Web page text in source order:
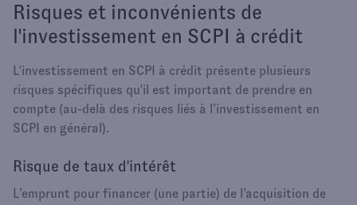
Risques et inconvénients de
l'investissement en SCPI à crédit
L'investissement en SCPI à crédit présente plusieurs
risques spécifiques qu'il est important de prendre en
compte (au-delà des risques liés à l’investissement en
SCPI en général).
Risque de taux d'intérêt
L’emprunt pour financer (une partie) de l’acquisition de